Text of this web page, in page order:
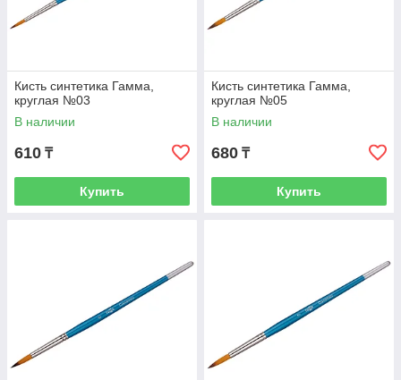
Кисть синтетика Гамма,
круглая №03
В наличии
610 ₸
Купить
Кисть синтетика Гамма,
круглая №05
В наличии
680 ₸
Купить